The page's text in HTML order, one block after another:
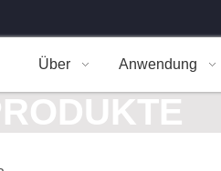
Über Anwendung